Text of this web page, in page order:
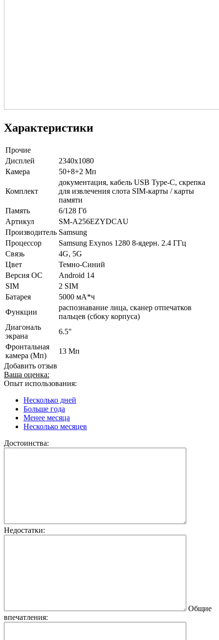
Характеристики
Прочие
Дисплей
2340x1080
Камера
50+8+2 Мп
Комплект
документация, кабель USB Type-C, скрепка
для извлечения слота SIM-карты / карты
памяти
Память
6/128 Гб
Артикул
SM-A256EZYDCAU
Производитель Samsung
Процессор
Samsung Exynos 1280 8-ядерн. 2.4 ГГц
Связь
4G, 5G
Цвет
Темно-Синий
Версия ОС
Android 14
SIM
2 SIM
Батарея
5000 мА*ч
Функции
распознавание лица, сканер отпечатков
пальцев (сбоку корпуса)
Диагональ
экрана
6.5"
Фронтальная
камера (Мп)
13 Мп
Добавить отзыв
Ваша оценка:
Опыт использования:
Несколько дней
Больше года
Менее месяца
Несколько месяцев
Достоинства:
Недостатки:
Общие
впечатления: